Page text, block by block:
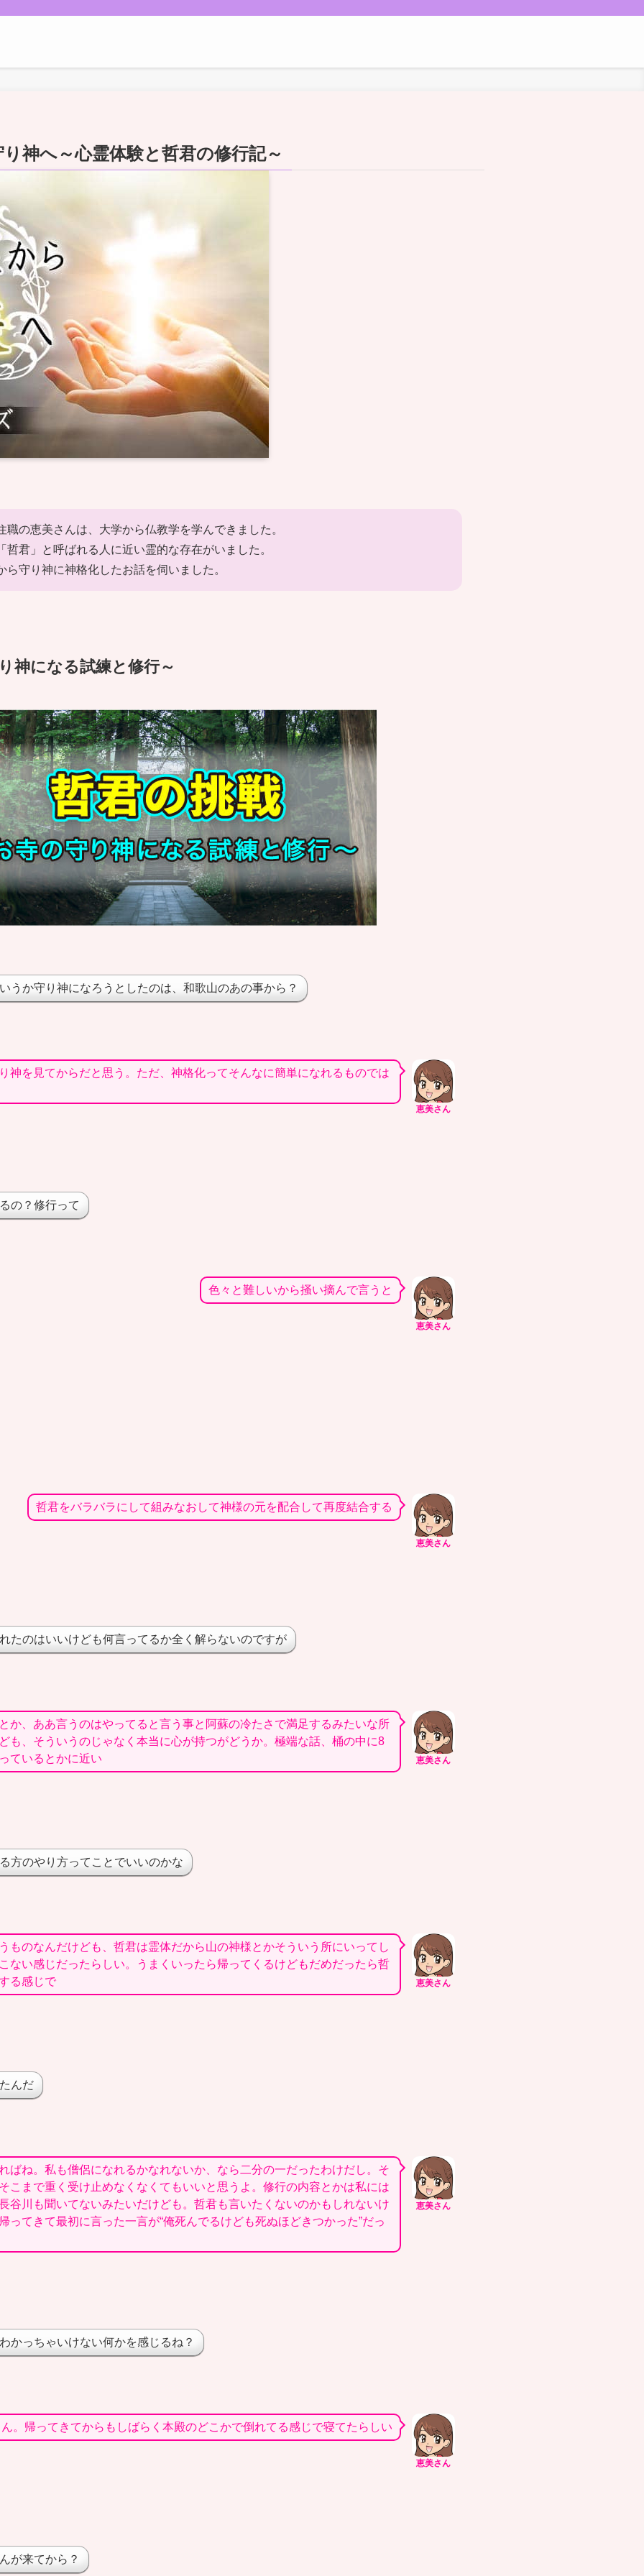
神へ～心霊体験と哲君の修行記～
職の恵美さんは、大学から仏教学を学んできました。
哲君」と呼ばれる人に近い霊的な存在がいました。
ら守り神に神格化したお話を伺いました。
神になる試練と修行～
うか守り神になろうとしたのは、和歌山のあの事から？
恵美さん
神を見てからだと思う。ただ、神格化ってそんなに簡単になれるものでは
の？修行って
恵美さん
色々と難しいから掻い摘んで言うと
恵美さん
哲君をバラバラにして組みなおして神様の元を配合して再度結合する
たのはいいけども何言ってるか全く解らないのですが
恵美さん
か、ああ言うのはやってると言う事と阿蘇の冷たさで満足するみたいな所
も、そういうのじゃなく本当に心が持つがどうか。極端な話、桶の中に8
ているとかに近い
方のやり方ってことでいいのかな
恵美さん
ものなんだけども、哲君は霊体だから山の神様とかそういう所にいってし
ない感じだったらしい。うまくいったら帰ってくるけどもだめだったら哲
る感じで
んだ
恵美さん
ばね。私も僧侶になれるかなれないか、なら二分の一だったわけだし。そ
こまで重く受け止めなくなくてもいいと思うよ。修行の内容とかは私には
谷川も聞いてないみたいだけども。哲君も言いたくないのかもしれないけ
ってきて最初に言った一言が“俺死んでるけども死ぬほどきつかった”だっ
かっちゃいけない何かを感じるね？
恵美さん
。帰ってきてからもしばらく本殿のどこかで倒れてる感じで寝てたらしい
が来てから？